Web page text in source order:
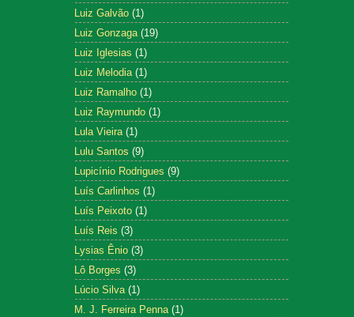
Luiz Galvão (1)
Luiz Gonzaga (19)
Luiz Iglesias (1)
Luiz Melodia (1)
Luiz Ramalho (1)
Luiz Raymundo (1)
Lula Vieira (1)
Lulu Santos (9)
Lupicínio Rodrigues (9)
Luís Carlinhos (1)
Luís Peixoto (1)
Luís Reis (3)
Lysias Ênio (3)
Lô Borges (3)
Lúcio Silva (1)
M. J. Ferreira Penna (1)